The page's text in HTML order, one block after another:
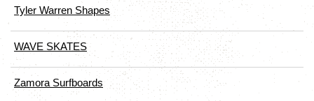
Tyler Warren Shapes
WAVE SKATES
Zamora Surfboards